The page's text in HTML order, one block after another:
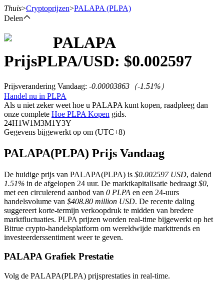
Termijncontracten
USDT-futures
Thuis>Cryptoprijzen>PALAPA (PLPA)
Delen
PALAPA
PrijsPLPA/USD: $0.002597
Prijsverandering Vandaag: -0.00003863 （-1.51%）
Handel nu in PLPA
Als u niet zeker weet hoe u PALAPA kunt kopen, raadpleeg dan
onze complete Hoe PLPA Kopen gids.
24H1W1M3M1Y3Y
Gegevens bijgewerkt op om (UTC+8)
PALAPA(PLPA) Prijs Vandaag
De huidige prijs van PALAPA(PLPA) is $0.002597 USD, dalend
1.51% in de afgelopen 24 uur. De marktkapitalisatie bedraagt $0,
met een circulerend aanbod van 0 PLPA en een 24-uurs
handelsvolume van $408.80 million USD. De recente daling
suggereert korte-termijn verkoopdruk te midden van bredere
marktfluctuaties. PLPA prijzen worden real-time bijgewerkt op het
Bitrue crypto-handelsplatform om wereldwijde markttrends en
investeerderssentiment weer te geven.
PALAPA Grafiek Prestatie
Volg de PALAPA(PLPA) prijsprestaties in real-time.